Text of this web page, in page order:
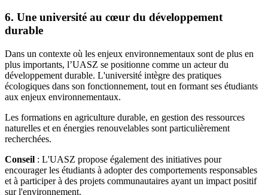
6. Une université au cœur du développement
durable
Dans un contexte où les enjeux environnementaux sont de plus en
plus importants, l’UASZ se positionne comme un acteur du
développement durable. L'université intègre des pratiques
écologiques dans son fonctionnement, tout en formant ses étudiants
aux enjeux environnementaux.
Les formations en agriculture durable, en gestion des ressources
naturelles et en énergies renouvelables sont particulièrement
recherchées.
Conseil : L'UASZ propose également des initiatives pour
encourager les étudiants à adopter des comportements responsables
et à participer à des projets communautaires ayant un impact positif
sur l'environnement.